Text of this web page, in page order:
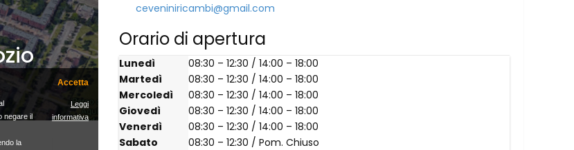
ceveniniricambi@gmail.com
Orario di apertura
Lunedì
08:30 – 12:30 / 14:00 – 18:00
Martedì
08:30 – 12:30 / 14:00 – 18:00
Mercoledì
08:30 – 12:30 / 14:00 – 18:00
Giovedì
08:30 – 12:30 / 14:00 – 18:00
Venerdì
08:30 – 12:30 / 14:00 – 18:00
Sabato
08:30 – 12:30 / Pom. Chiuso